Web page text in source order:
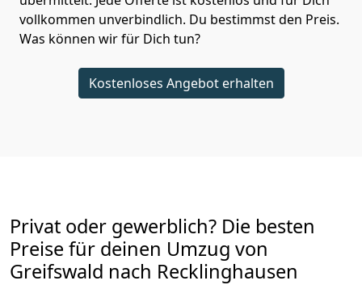
vollkommen unverbindlich. Du bestimmst den Preis.
Was können wir für Dich tun?
Kostenloses Angebot erhalten
Privat oder gewerblich? Die besten
Preise für deinen Umzug von
Greifswald nach Recklinghausen